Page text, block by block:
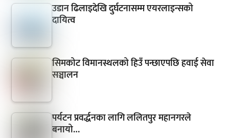
उडान ढिलाइदेखि दुर्घटनासम्म एयरलाइन्सको
दायित्व
सिमकोट विमानस्थलको हिउँ पन्छाएपछि हवाई सेवा
सञ्चालन
पर्यटन प्रवर्द्धनका लागि ललितपुर महानगरले
बनायो…